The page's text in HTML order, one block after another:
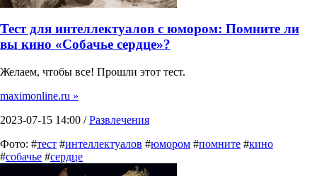
Тест для интеллектуалов с юмором: Помните ли
вы кино «Собачье сердце»?
Желаем, чтобы все! Прошли этот тест.
maximonline.ru »
2023-07-15 14:00 /Развлечения
Фото: #тест #интеллектуалов #юмором #помните #кино
#собачье #сердце